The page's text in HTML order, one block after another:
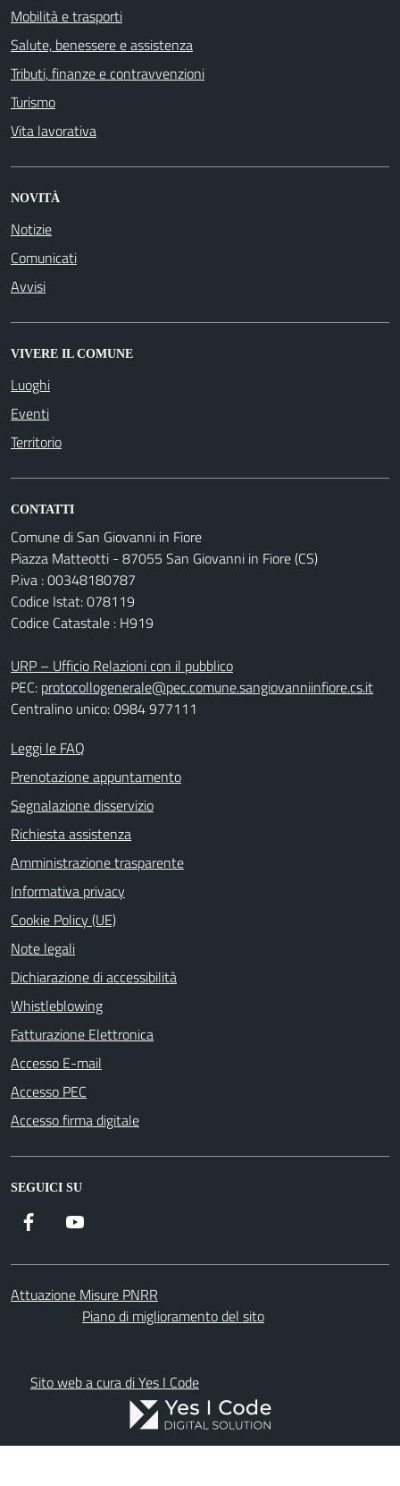
Mobilità e trasporti
Salute, benessere e assistenza
Tributi, finanze e contravvenzioni
Turismo
Vita lavorativa
NOVITÀ
Notizie
Comunicati
Avvisi
VIVERE IL COMUNE
Luoghi
Eventi
Territorio
CONTATTI
Comune di San Giovanni in Fiore
Piazza Matteotti - 87055 San Giovanni in Fiore (CS)
P.iva : 00348180787
Codice Istat: 078119
Codice Catastale : H919
URP – Ufficio Relazioni con il pubblico
PEC: protocollogenerale@pec.comune.sangiovanniinfiore.cs.it
Centralino unico: 0984 977111
Leggi le FAQ
Prenotazione appuntamento
Segnalazione disservizio
Richiesta assistenza
Amministrazione trasparente
Informativa privacy
Cookie Policy (UE)
Note legali
Dichiarazione di accessibilità
Whistleblowing
Fatturazione Elettronica
Accesso E-mail
Accesso PEC
Accesso firma digitale
SEGUICI SU
Facebook
Attuazione Misure PNRR
Piano di miglioramento del sito
Sito web a cura di Yes I Code